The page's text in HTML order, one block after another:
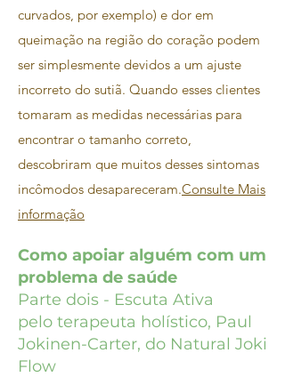
curvados, por exemplo) e dor em
queimação na região do coração podem
ser simplesmente devidos a um ajuste
incorreto do sutiã. Quando esses clientes
tomaram as medidas necessárias para
encontrar o tamanho correto,
descobriram que muitos desses sintomas
incômodos desapareceram.Consulte Mais
informação
Como apoiar alguém com um
problema de saúde
Parte dois - Escuta Ativa
pelo terapeuta holístico, Paul
Jokinen-Carter, do Natural Joki
Flow